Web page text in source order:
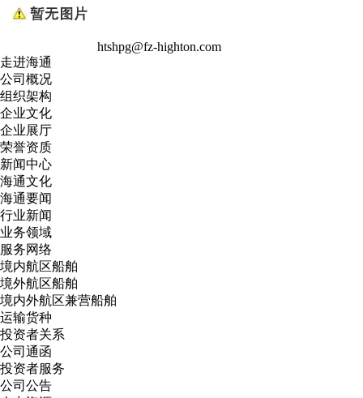
htshpg@fz-highton.com
走进海通
公司概况
组织架构
企业文化
企业展厅
荣誉资质
新闻中心
海通文化
海通要闻
行业新闻
业务领域
服务网络
境内航区船舶
境外航区船舶
境内外航区兼营船舶
运输货种
投资者关系
公司通函
投资者服务
公司公告